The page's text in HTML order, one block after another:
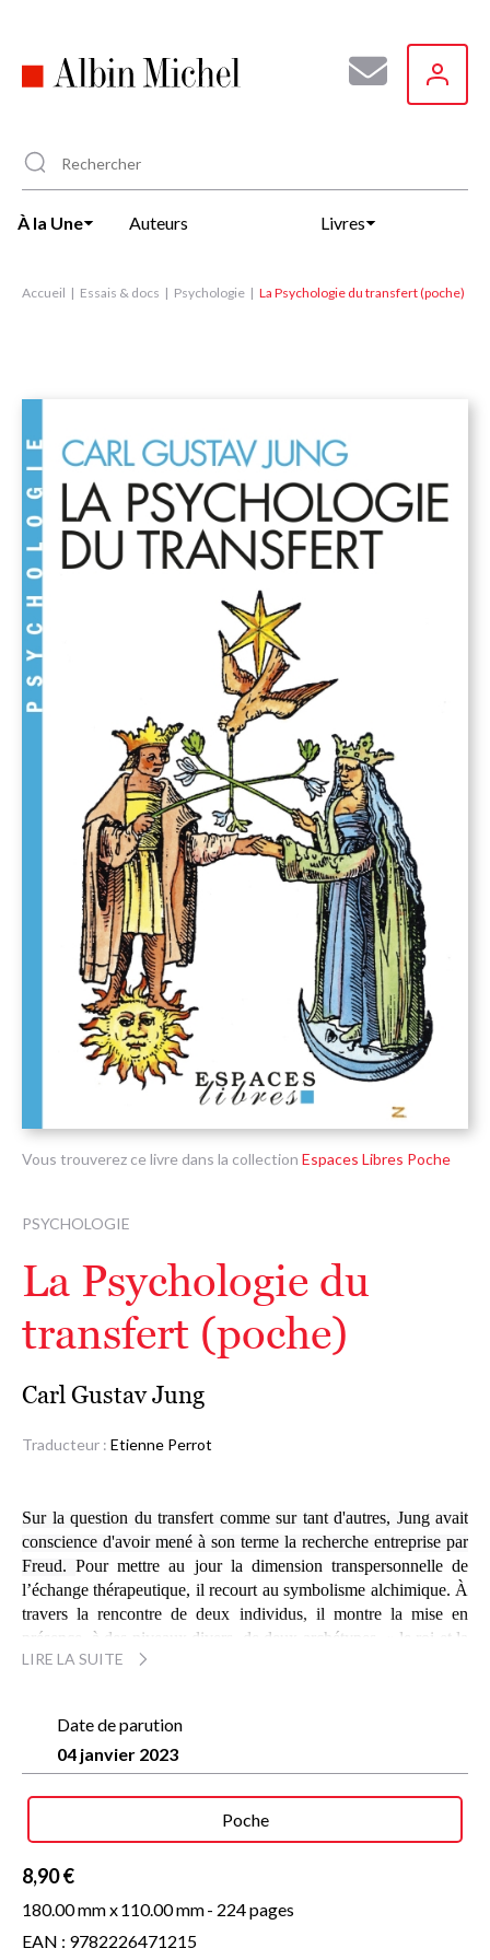
principal
À la Une Auteurs Livres
Accueil Essais & docs Psychologie La Psychologie du transfert (poche)
Vous trouverez ce livre dans la collection Espaces Libres Poche
PSYCHOLOGIE
La Psychologie du
transfert (poche)
Carl Gustav Jung
Traducteur : Etienne Perrot
Sur la question du transfert comme sur tant d'autres, Jung avait
conscience d'avoir mené à son terme la recherche entreprise par
Freud.Pour mettre au jour la dimension transpersonnelle de
l’échange thérapeutique, il recourt au symbolisme alchimique. À
travers la rencontre de deux individus, il montre la mise en
présence, à des niveaux divers, de deux archétypes, « le roi et la
reine », l'homme et la femme en tant que principes.
royales » en les mettant en parallèle avec les différentes phases
de la cure thérapeutique. La mort et la résurrection des deux
Cet ouvrage servira de guide à quiconque est appelé à plonger,
par le dialogue, dans « le feu secret des sages », nom de l'amour
transformant, créateur de l'hermaphrodite, l'un des mille noms de
latotalité psychique, du Soi jungien.
Carl Gustav Jung (1875-1961) est le fondateur de la psychologie
LIRE LA SUITE
Date de parution
04 janvier 2023
Poche
8,90 €
180.00 mm x110.00 mm- 224 pages
EAN : 9782226471215